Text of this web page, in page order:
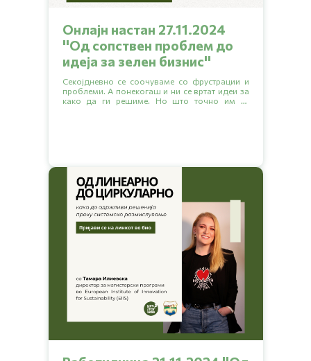
Онлајн настан 27.11.2024
''Од сопствен проблем до
идеја за зелен бизниc''
Секојдневно се соочуваме со фрустрации и
проблеми. А понекогаш и ни се вртат идеи за
како да ги решиме. Но што точно им се